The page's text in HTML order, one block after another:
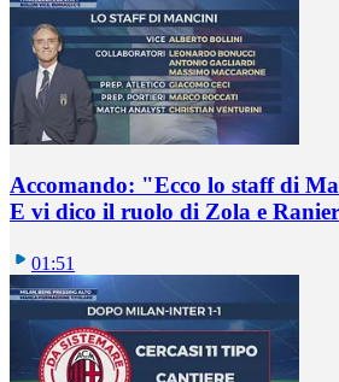
Accomando: "Ecco lo staff di
E vi dico il ruolo di Zola e
01:51